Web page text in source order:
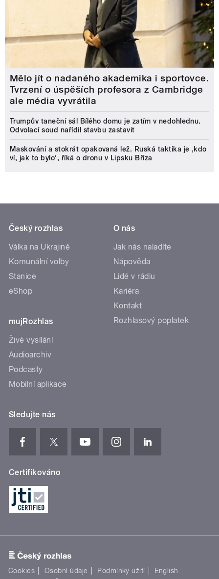
Mělo jít o nadaného akademika i sportovce.
Tvrzení o úspěších profesora z Cambridge
ale média vyvrátila
Trumpův taneční sál Bílého domu je zatím v nedohlednu.
Odvolací soud nařídil stavbu zastavit
Maskování a stokrát opakovaná lež. Ruská taktika je ‚kdo
ví, jak to bylo‘, říká o dronu v Lipsku Bříza
Český rozhlas
Válka na Ukrajině
Komunální volby
Stanice
eShop
mujRozhlas
Živé vysílání
Audioarchiv
Podcasty
Mobilní aplikace
O nás
Jak nás naladíte
Nápověda
Lidé v rádiu
Kariéra
Kontakt
Rozhlasový poplatek
Sledujte nás
Certifikováno
Cookies Osobní údaje Podmínky užití
English